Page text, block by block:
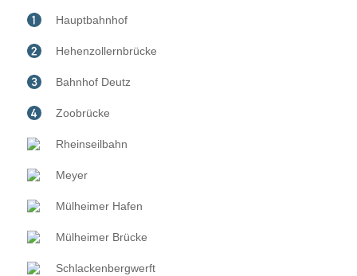
Hauptbahnhof
Hehenzollernbrücke
Bahnhof Deutz
Zoobrücke
Rheinseilbahn
Meyer
Mülheimer Hafen
Mülheimer Brücke
Schlackenbergwerft